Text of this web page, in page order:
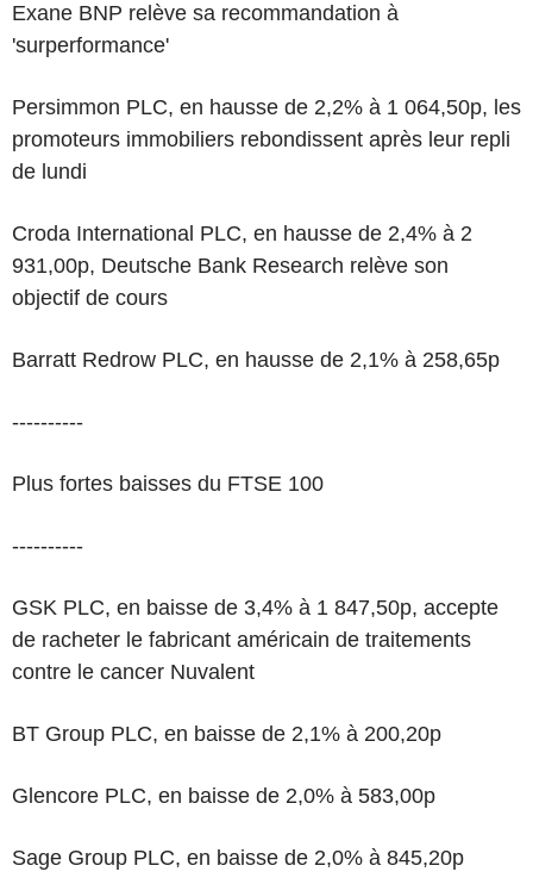
Exane BNP relève sa recommandation à
'surperformance'
Persimmon PLC, en hausse de 2,2% à 1 064,50p, les
promoteurs immobiliers rebondissent après leur repli
de lundi
Croda International PLC, en hausse de 2,4% à 2
931,00p, Deutsche Bank Research relève son
objectif de cours
Barratt Redrow PLC, en hausse de 2,1% à 258,65p
----------
Plus fortes baisses du FTSE 100
----------
GSK PLC, en baisse de 3,4% à 1 847,50p, accepte
de racheter le fabricant américain de traitements
contre le cancer Nuvalent
BT Group PLC, en baisse de 2,1% à 200,20p
Glencore PLC, en baisse de 2,0% à 583,00p
Sage Group PLC, en baisse de 2,0% à 845,20p